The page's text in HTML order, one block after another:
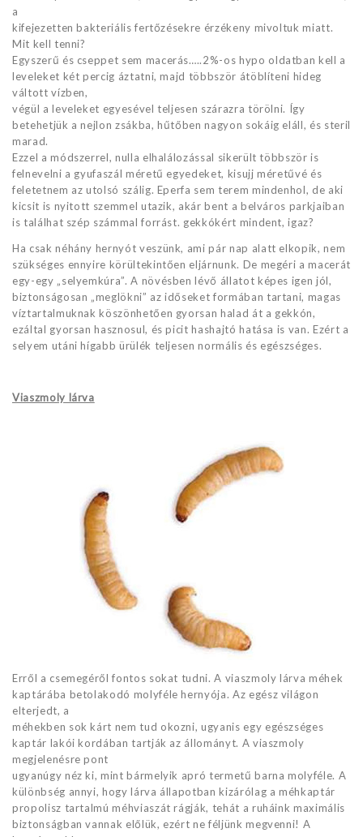
a
kifejezetten bakteriális fertőzésekre érzékeny mivoltuk miatt.
Mit kell tenni?
Egyszerű és cseppet sem macerás…..2%-os hypo oldatban kell a
leveleket két percig áztatni, majd többször átöblíteni hideg
váltott vízben,
végül a leveleket egyesével teljesen szárazra törölni. Így
betehetjük a nejlon zsákba, hűtőben nagyon sokáig eláll, és steril
marad.
Ezzel a módszerrel, nulla elhalálozással sikerült többször is
felnevelni a gyufaszál méretű egyedeket, kisujj méretűvé és
feletetnem az utolsó szálig. Eperfa sem terem mindenhol, de aki
kicsit is nyitott szemmel utazik, akár bent a belváros parkjaiban
is találhat szép számmal forrást. gekkókért mindent, igaz?
Ha csak néhány hernyót veszünk, ami pár nap alatt elkopik, nem
szükséges ennyire körültekintően eljárnunk. De megéri a macerát
egy-egy „selyemkúra”. A növésben lévő állatot képes igen jól,
biztonságosan „meglökni” az időseket formában tartani, magas
víztartalmuknak köszönhetően gyorsan halad át a gekkón,
ezáltal gyorsan hasznosul, és picit hashajtó hatása is van. Ezért a
selyem utáni hígabb ürülék teljesen normális és egészséges.
Viaszmoly lárva
Erről a csemegéről fontos sokat tudni. A viaszmoly lárva méhek
kaptárába betolakodó molyféle hernyója. Az egész világon
elterjedt, a
méhekben sok kárt nem tud okozni, ugyanis egy egészséges
kaptár lakói kordában tartják az állományt. A viaszmoly
megjelenésre pont
ugyanúgy néz ki, mint bármelyik apró termetű barna molyféle. A
különbség annyi, hogy lárva állapotban kizárólag a méhkaptár
propolisz tartalmú méhviaszát rágják, tehát a ruháink maximális
biztonságban vannak előlük, ezért ne féljünk megvenni! A